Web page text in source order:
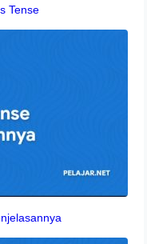
Tense